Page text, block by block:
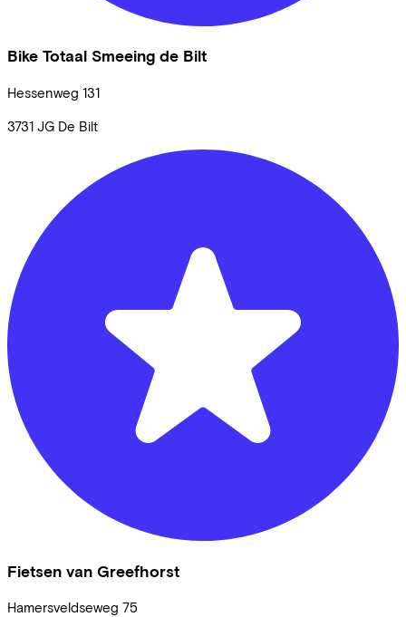
Bike Totaal Smeeing de Bilt
Hessenweg 131
3731 JG De Bilt
Fietsen van Greefhorst
Hamersveldseweg 75